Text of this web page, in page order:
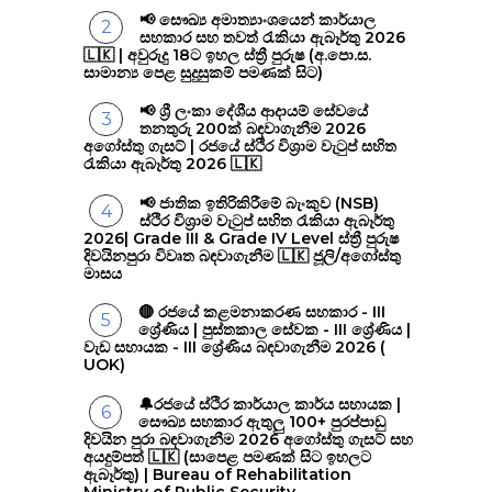
📢 සෞඛ්‍ය අමාත්‍යාංශයෙන් කාර්යාල
සහකාර සහ තවත් රැකියා ඇබෑර්තු 2026
🇱🇰 | අවුරුදු 18ට ඉහල ස්ත්‍රී පුරුෂ (අ.පො.ස.
සාමාන්‍ය පෙළ සුදුසුකම් පමණක් සිට)
📢 ශ්‍රී ලංකා දේශීය ආදායම් සේවයේ
තනතුරු 200ක් බඳවාගැනීම 2026
අගෝස්තු ගැසට් | රජයේ ස්ථිර විශ්‍රාම වැටුප් සහිත
රැකියා ඇබෑර්තු 2026 🇱🇰
📢 ජාතික ඉතිරිකිරීමේ බැංකුව (NSB)
ස්ථිර විශ්‍රාම වැටුප් සහිත රැකියා ඇබෑර්තු
2026| Grade III & Grade IV Level ස්ත්‍රී පුරුෂ
දිවයිනපුරා විවෘත බඳවාගැනීම 🇱🇰 ජූලි/අගෝස්තු
මාසය
🔴 රජයේ කළමනාකරණ සහකාර - III
ශ්‍රේණිය | පුස්තකාල සේවක - III ශ්‍රේණිය |
වැඩ සහායක - III ශ්‍රේණිය බඳවාගැනීම 2026 (
UOK)
🔔රජයේ ස්ථිර කාර්යාල කාර්ය සහායක |
සෞඛ්‍ය සහකාර ඇතුලු 100+ පුරප්පාඩු
දිවයින පුරා බඳවාගැනීම 2026 අගෝස්තු ගැසට් සහ
අයදුම්පත් 🇱🇰 (සාපෙළ පමණක් සිට ඉහලට
ඇබෑර්තු) | Bureau of Rehabilitation